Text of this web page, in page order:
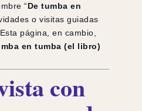
“De tumba en
o visitas guiadas
página, en cambio,
en tumba (el libro)
con